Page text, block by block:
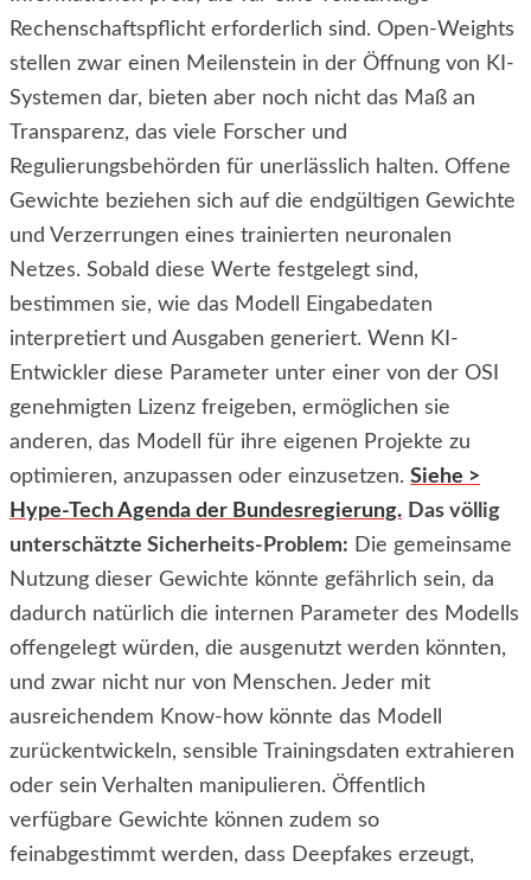
Rechenschaftspflicht erforderlich sind. Open-Weights
stellen zwar einen Meilenstein in der Öffnung von KI-
Systemen dar, bieten aber noch nicht das Maß an
Transparenz, das viele Forscher und
Regulierungsbehörden für unerlässlich halten. Offene
Gewichte beziehen sich auf die endgültigen Gewichte
und Verzerrungen eines trainierten neuronalen
Netzes. Sobald diese Werte festgelegt sind,
bestimmen sie, wie das Modell Eingabedaten
interpretiert und Ausgaben generiert. Wenn KI-
Entwickler diese Parameter unter einer von der OSI
genehmigten Lizenz freigeben, ermöglichen sie
anderen, das Modell für ihre eigenen Projekte zu
optimieren, anzupassen oder einzusetzen. Siehe >
Hype-Tech Agenda der Bundesregierung. Das völlig
unterschätzte Sicherheits-Problem: Die gemeinsame
Nutzung dieser Gewichte könnte gefährlich sein, da
dadurch natürlich die internen Parameter des Modells
offengelegt würden, die ausgenutzt werden könnten,
und zwar nicht nur von Menschen. Jeder mit
ausreichendem Know-how könnte das Modell
zurückentwickeln, sensible Trainingsdaten extrahieren
oder sein Verhalten manipulieren. Öffentlich
verfügbare Gewichte können zudem so
feinabgestimmt werden, dass Deepfakes erzeugt,